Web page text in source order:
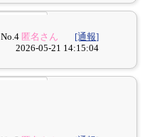
No.4 匿名さん
[通報]
2026-05-21 14:15:04